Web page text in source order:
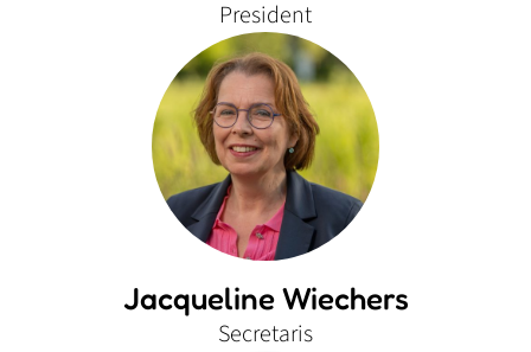
President
Jacqueline Wiechers
Secretaris